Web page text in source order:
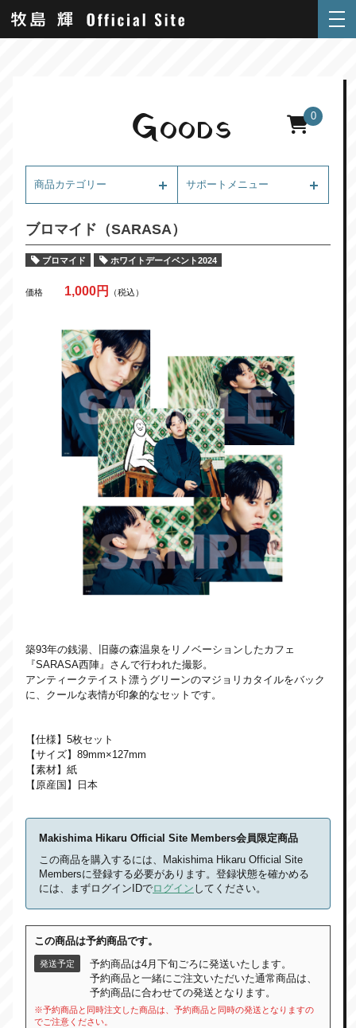
GOODS 0
商品カテゴリー サポートメニュー
ブロマイド（SARASA）
ブロマイド ホワイトデーイベント2024
価格 1,000円 （税込）
築93年の銭湯、旧藤の森温泉をリノベーションしたカフェ
『SARASA西陣』さんで行われた撮影。
アンティークテイスト漂うグリーンのマジョリカタイルをバック
に、クールな表情が印象的なセットです。
【仕様】5枚セット
【サイズ】89mm×127mm
【素材】紙
【原産国】日本
Makishima Hikaru Official Site Members会員限定商品
この商品を購入するには、Makishima Hikaru Official Site
Membersに登録する必要があります。登録状態を確かめる
には、まずログインIDでログイン してください。
この商品は予約商品です。
発送予定
予約商品は4月下旬ごろに発送いたします。
予約商品と一緒にご注文いただいた通常商品は、
予約商品に合わせての発送となります。
※予約商品と同時注文した商品は、予約商品と同時の発送となりますの
でご注意ください。